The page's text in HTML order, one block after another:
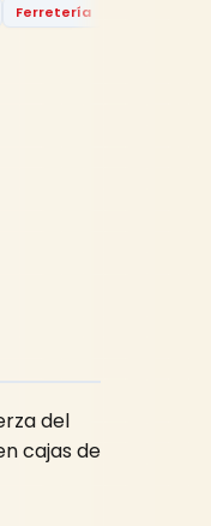
Ferretería
del
cajas de